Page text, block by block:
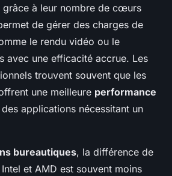
grâce à leur nombre de cœurs
de gérer des charges de
le rendu vidéo ou le
avec une efficacité accrue. Les
trouvent souvent que les
une meilleure performance
applications nécessitant un
bureautiques, la différence de
et AMD est souvent moins